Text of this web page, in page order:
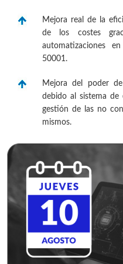
Mejora real de la
de los costes
automatizaciones
50001.
Mejora del poder
debido al sistema de
gestión de las no
mismos.